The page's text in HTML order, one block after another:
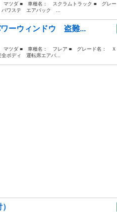
ツダ ■ 車種名： スクラムトラック ■ グレー
ワステ エアバック ...
ーウィンドウ 盗難...
ツダ ■ 車種名： フレア ■ グレード名： Ｘ
ボディ 運転席エアバ...